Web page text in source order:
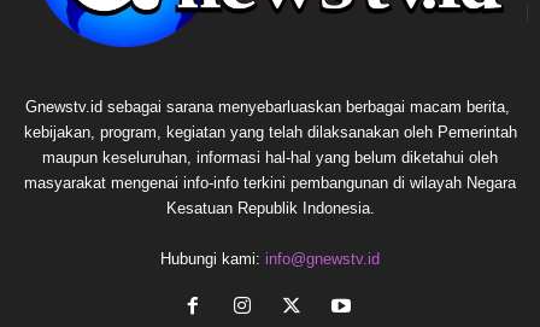
Gnewstv.id sebagai sarana menyebarluaskan berbagai macam berita,
kebijakan, program, kegiatan yang telah dilaksanakan oleh Pemerintah
maupun keseluruhan, informasi hal-hal yang belum diketahui oleh
masyarakat mengenai info-info terkini pembangunan di wilayah Negara
Kesatuan Republik Indonesia.
Hubungi kami: info@gnewstv.id